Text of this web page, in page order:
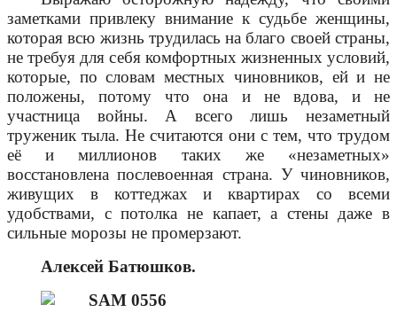
заметками привлеку внимание к судьбе женщины,
которая всю жизнь трудилась на благо своей страны,
не требуя для себя комфортных жизненных условий,
которые, по словам местных чиновников, ей и не
положены, потому что она и не вдова, и не
участница войны. А всего лишь незаметный
труженик тыла. Не считаются они с тем, что трудом
её и миллионов таких же «незаметных»
восстановлена послевоенная страна. У чиновников,
живущих в коттеджах и квартирах со всеми
удобствами, с потолка не капает, а стены даже в
сильные морозы не промерзают.
Алексей Батюшков.